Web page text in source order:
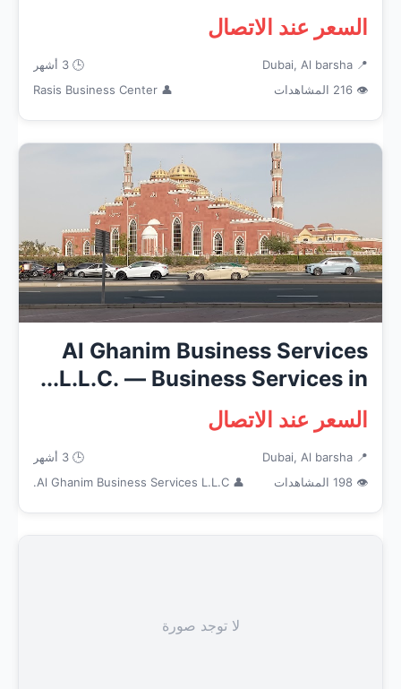
ba...
السعر عند الاتصال
📍 Dubai, Al barsha
🕒 3 أشهر
👁 216 المشاهدات
👤 Rasis Business Center
Al Ghanim Business Services
L.L.C. — Business Services in...
السعر عند الاتصال
📍 Dubai, Al barsha
🕒 3 أشهر
👁 198 المشاهدات
👤 Al Ghanim Business Services L.L.C.
لا توجد صورة